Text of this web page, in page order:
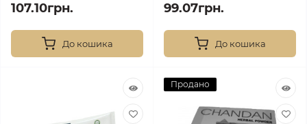
107.10грн.
До кошика
99.07грн.
До кошика
Продано